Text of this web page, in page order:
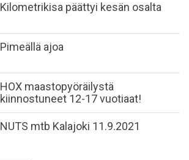
Kilometrikisa päättyi kesän osalta
Pimeällä ajoa
HOX maastopyöräilystä
kiinnostuneet 12-17 vuotiaat!
NUTS mtb Kalajoki 11.9.2021